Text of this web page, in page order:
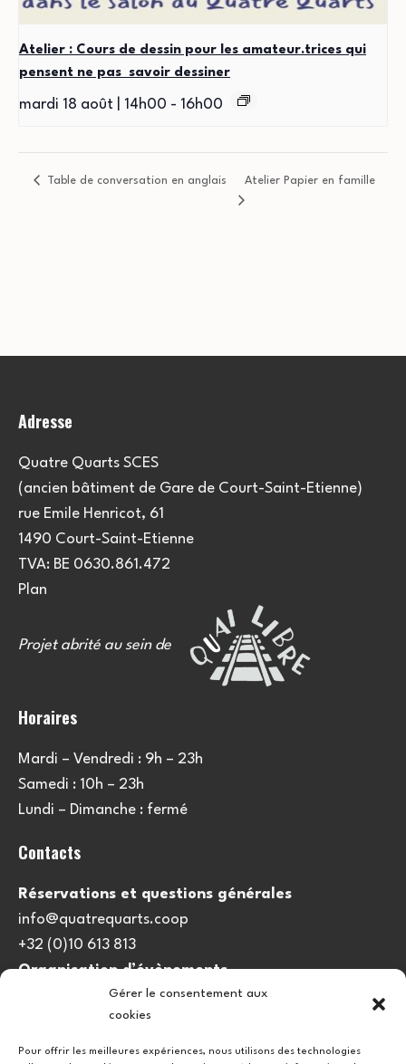
Gérer le consentement aux
cookies
Pour offrir les meilleures expériences, nous utilisons des technologies
Atelier : Cours de dessin pour les amateur.trices qui
pensent ne pas savoir dessiner
mardi 18 août | 14h00 - 16h00
Table de conversation en anglais Atelier Papier en famille
Adresse
Quatre Quarts SCES
(ancien bâtiment de Gare de Court-Saint-Etienne)
rue Emile Henricot, 61
1490 Court-Saint-Etienne
TVA: BE 0630.861.472
Plan
Projet abrité au sein de
Horaires
Mardi – Vendredi : 9h – 23h
Samedi : 10h – 23h
Lundi – Dimanche : fermé
Contacts
Réservations et questions générales
info@quatrequarts.coop
+32 (0)10 613 813
Organisation d’évènements
viedulieu@quatrequarts.coop